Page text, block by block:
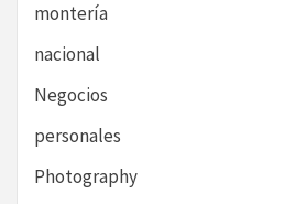
montería
nacional
Negocios
personales
Photography